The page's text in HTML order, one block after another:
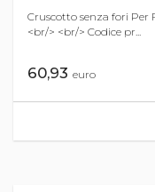
Cruscotto senza fori Per
<br/> <br/> Codice pr...
60,93 euro